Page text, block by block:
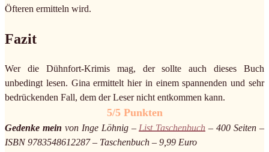
Öfteren ermitteln wird.
Fazit
Wer die Dühnfort-Krimis mag, der sollte auch dieses Buch
unbedingt lesen. Gina ermittelt hier in einem spannenden und sehr
bedrückenden Fall, dem der Leser nicht entkommen kann.
5/5 Punkten
Gedenke mein von Inge Löhnig – List Taschenbuch – 400 Seiten –
ISBN 9783548612287 – Taschenbuch – 9,99 Euro